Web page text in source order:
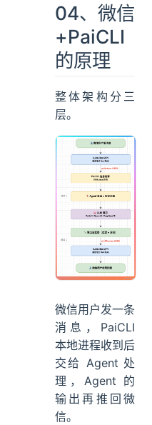
04、微信
+PaiCLI
的原理
整体架构分三
层。
微信用户发一条
消息，PaiCLI
本地进程收到后
交给 Agent 处
理，Agent 的
输出再推回微
信。